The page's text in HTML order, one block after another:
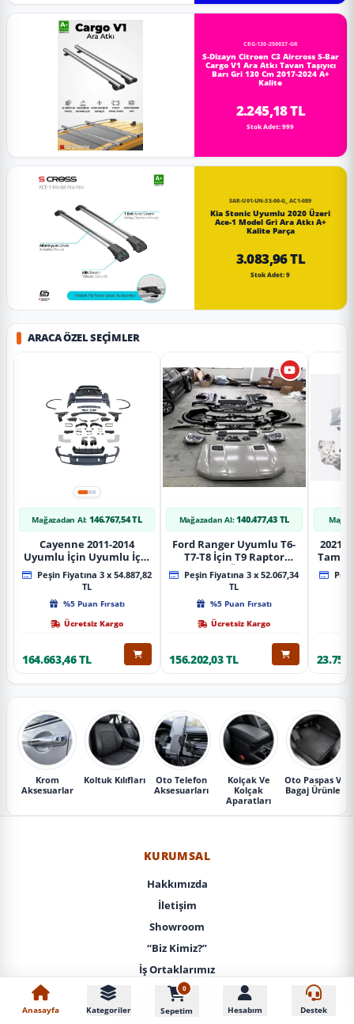
CRG-130-250037-GR
S-Dizayn Citroen C3 Aircross S-Bar
Cargo V1 Ara Atkı Tavan Taşıyıcı
Barı Gri 130 Cm 2017-2024 A+
Kalite
2.245,18 TL
Stok Adet: 999
SAR-U01-UN-35-00-G_AC1-089
Kia Stonic Uyumlu 2020 Üzeri
Ace-1 Model Gri Ara Atkı A+
Kalite Parça
3.083,96 TL
Stok Adet: 9
ARACA ÖZEL SEÇIMLER
Mağazadan Al: 146.767,54 TL
Cayenne 2011-2014
Uyumlu İçin Uyumlu İçin
2019+ Bagaj Facelift
Parça
Peşin Fiyatına 3 x 54.887,82
TL
%5 Puan Fırsatı
Ücretsiz Kargo
164.663,46 TL
Mağazadan Al: 140.477,43 TL
Ford Ranger Uyumlu T6-
T7-T8 İçin T9 Raptor
Dönüşüm (Ön Arka Full)
Parça
Peşin Fiyatına 3 x 52.067,34
TL
%5 Puan Fırsatı
Ücretsiz Kargo
156.202,03 TL
2021+
Krom
Aksesuarlar
Koltuk Kılıfları
Oto Telefon
Aksesuarları
Kolçak Ve
Kolçak
Aparatları
Oto Paspas Ve
Bagaj Ürünleri
KURUMSAL
Hakkımızda
İletişim
Showroom
“Biz Kimiz?”
İş Ortaklarımız
KVKK / Gizlilik
Mesafeli Satış Sözleşmesi
Anasayfa Kategoriler
0
Sepetim Hesabım Destek